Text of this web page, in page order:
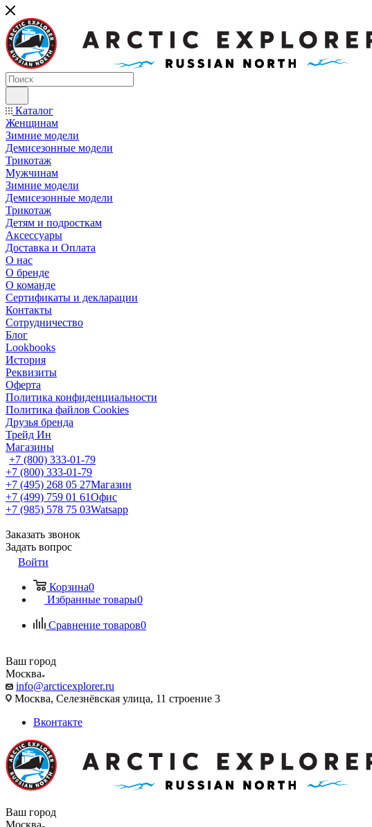
Каталог
Женщинам
Зимние модели
Демисезонные модели
Трикотаж
Мужчинам
Зимние модели
Демисезонные модели
Трикотаж
Детям и подросткам
Аксессуары
Доставка и Оплата
О нас
О бренде
О команде
Сертификаты и декларации
Контакты
Сотрудничество
Блог
Lookbooks
История
Реквизиты
Оферта
Политика конфиденциальности
Политика файлов Cookies
Друзья бренда
Трейд Ин
Магазины
+7 (800) 333-01-79
+7 (800) 333-01-79
+7 (495) 268 05 27Магазин
+7 (499) 759 01 61Офис
+7 (985) 578 75 03Watsapp
Заказать звонок
Задать вопрос
Войти
Корзина0
Избранные товары0
Сравнение товаров0
Ваш город
Москва
info@arcticexplorer.ru
Москва, Селезнёвская улица, 11 строение 3
Вконтакте
Ваш город
Москва